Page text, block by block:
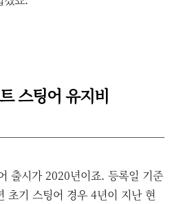
스팅어 유지비
출시가 2020년이죠. 등록일 기준
초기 스팅어 경우 4년이 지난 현